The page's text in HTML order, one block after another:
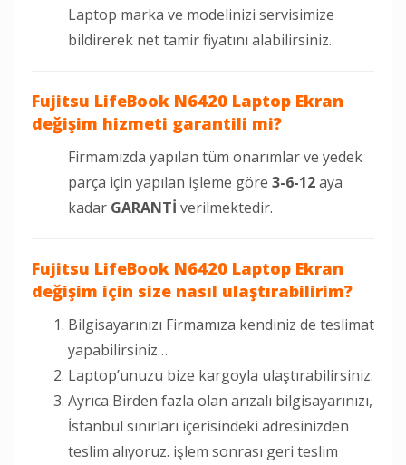
Laptop marka ve modelinizi servisimize
bildirerek net tamir fiyatını alabilirsiniz.
Fujitsu LifeBook N6420 Laptop Ekran
değişim hizmeti garantili mi?
Firmamızda yapılan tüm onarımlar ve yedek
parça için yapılan işleme göre 3-6-12aya
kadar GARANTİ verilmektedir.
Fujitsu LifeBook N6420 Laptop Ekran
değişim için size nasıl ulaştırabilirim?
Bilgisayarınızı Firmamıza kendiniz de teslimat
yapabilirsiniz…
Laptop’unuzu bize kargoyla ulaştırabilirsiniz.
Ayrıca Birden fazla olan arızalı bilgisayarınızı,
İstanbul sınırları içerisindeki adresinizden
teslim alıyoruz. işlem sonrası geri teslim